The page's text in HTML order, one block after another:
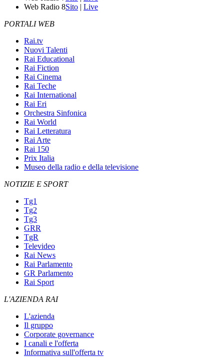
Web Radio 8Sito | Live
PORTALI WEB
Rai.tv
Nuovi Talenti
Rai Educational
Rai Fiction
Rai Cinema
Rai Teche
Rai International
Rai Eri
Orchestra Sinfonica
Rai World
Rai Letteratura
Rai Arte
Rai 150
Prix Italia
Museo della radio e della televisione
NOTIZIE E SPORT
Tg1
Tg2
Tg3
GRR
TgR
Televideo
Rai News
Rai Parlamento
GR Parlamento
Rai Sport
L'AZIENDA RAI
L'azienda
Il gruppo
Corporate governance
I canali e l'offerta
Informativa sull'offerta tv